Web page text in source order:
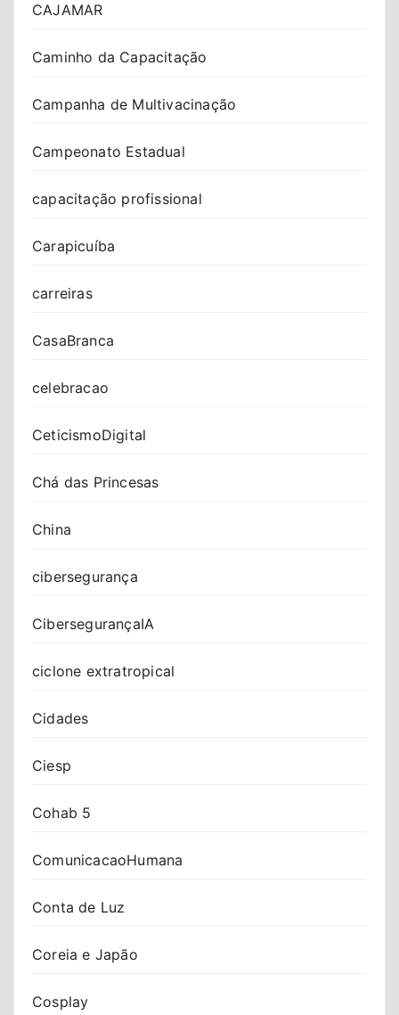
CAJAMAR
Caminho da Capacitação
Campanha de Multivacinação
Campeonato Estadual
capacitação profissional
Carapicuíba
carreiras
CasaBranca
celebracao
CeticismoDigital
Chá das Princesas
China
cibersegurança
CibersegurançaIA
ciclone extratropical
Cidades
Ciesp
Cohab 5
ComunicacaoHumana
Conta de Luz
Coreia e Japão
Cosplay